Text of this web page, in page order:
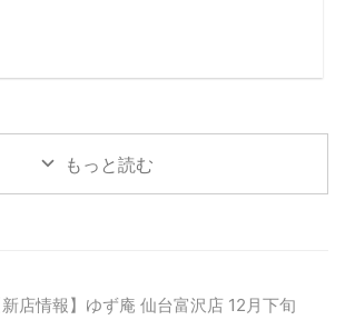
もっと読む
新店情報】ゆず庵 仙台富沢店 12月下旬